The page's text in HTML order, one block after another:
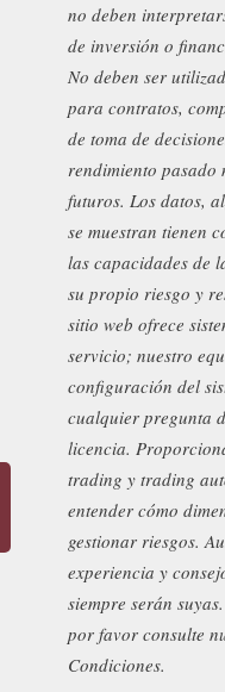
no deben
de inversión o
No deben ser
para contratos,
de toma de
rendimiento pasado
futuros. Los datos,
se muestran tienen
las capacidades de
su propio riesgo y
sitio web ofrece
servicio; nuestro
configuración del
cualquier pregunta
licencia.
trading y trading
entender cómo
gestionar riesgos.
experiencia y
siempre serán
por favor consulte
Condiciones.